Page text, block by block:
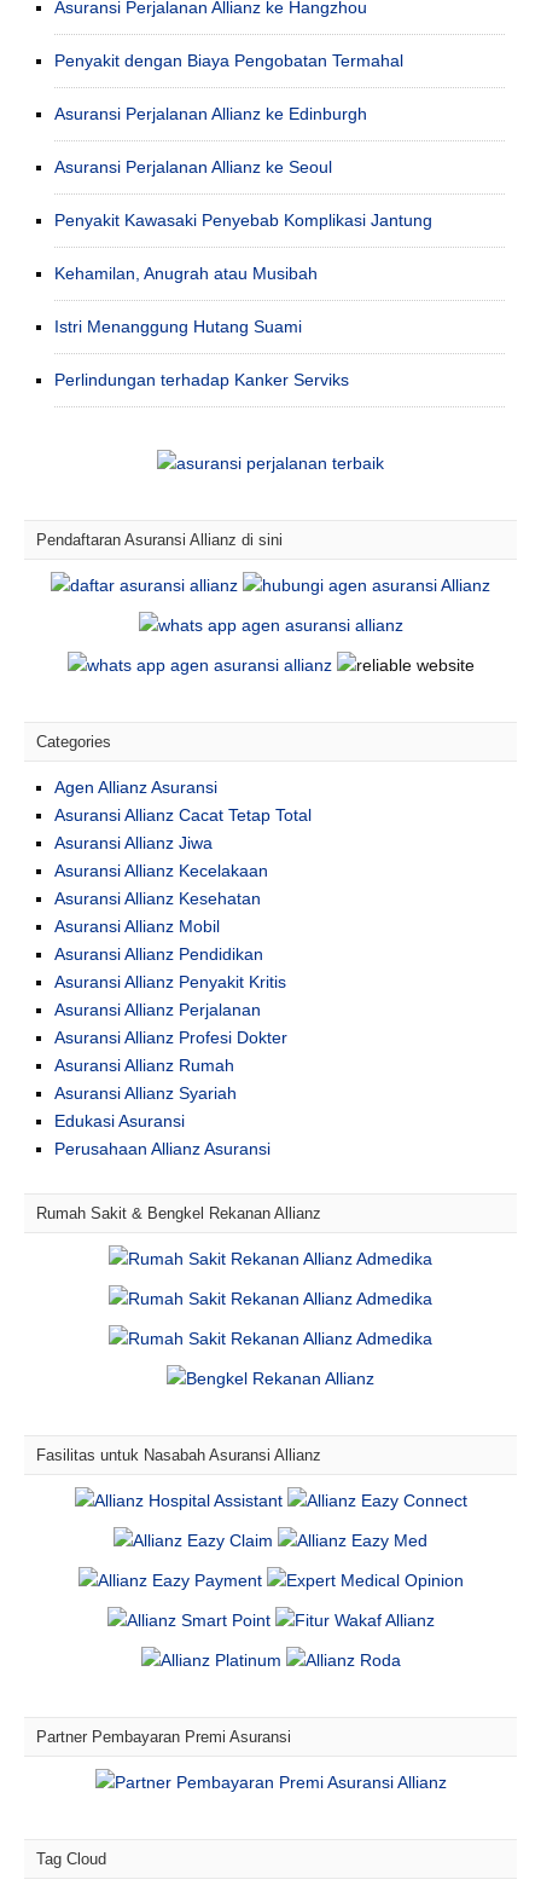
Asuransi Perjalanan Allianz ke Hangzhou
Penyakit dengan Biaya Pengobatan Termahal
Asuransi Perjalanan Allianz ke Edinburgh
Asuransi Perjalanan Allianz ke Seoul
Penyakit Kawasaki Penyebab Komplikasi Jantung
Kehamilan, Anugrah atau Musibah
Istri Menanggung Hutang Suami
Perlindungan terhadap Kanker Serviks
Pendaftaran Asuransi Allianz di sini
Categories
Agen Allianz Asuransi
Asuransi Allianz Cacat Tetap Total
Asuransi Allianz Jiwa
Asuransi Allianz Kecelakaan
Asuransi Allianz Kesehatan
Asuransi Allianz Mobil
Asuransi Allianz Pendidikan
Asuransi Allianz Penyakit Kritis
Asuransi Allianz Perjalanan
Asuransi Allianz Profesi Dokter
Asuransi Allianz Rumah
Asuransi Allianz Syariah
Edukasi Asuransi
Perusahaan Allianz Asuransi
Rumah Sakit & Bengkel Rekanan Allianz
Fasilitas untuk Nasabah Asuransi Allianz
Partner Pembayaran Premi Asuransi
Tag Cloud